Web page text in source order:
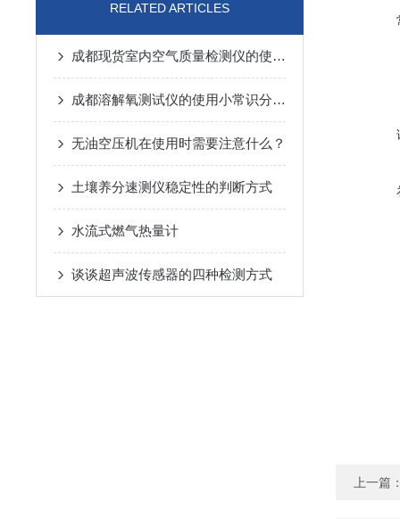
RELATED ARTICLES
成都现货室内空气质量检测仪的使用方法
成都溶解氧测试仪的使用小常识分别是什么？
无油空压机在使用时需要注意什么？
土壤养分速测仪稳定性的判断方式
水流式燃气热量计
谈谈超声波传感器的四种检测方式
上一篇